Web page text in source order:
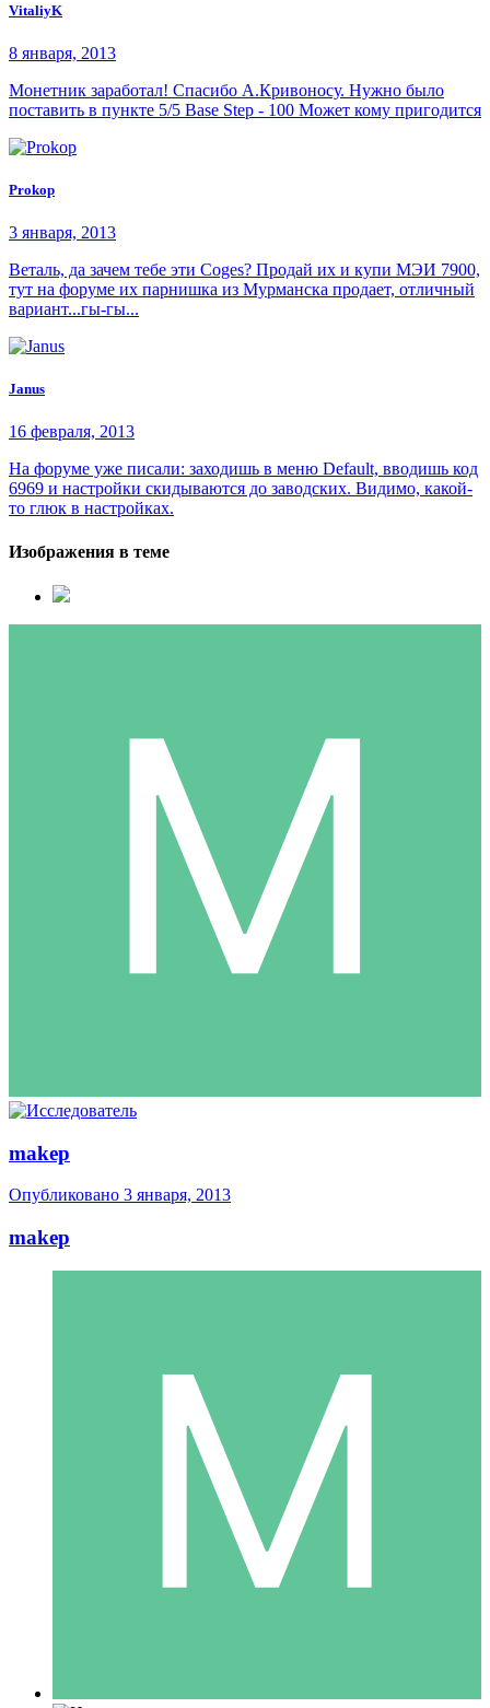
VitaliyK
8 января, 2013
Монетник заработал! Спасибо А.Кривоносу. Нужно было
поставить в пункте 5/5 Base Step - 100 Может кому пригодится
Prokop
3 января, 2013
Веталь, да зачем тебе эти Coges? Продай их и купи МЭИ 7900,
тут на форуме их парнишка из Мурманска продает, отличный
вариант...гы-гы...
Janus
16 февраля, 2013
На форуме уже писали: заходишь в меню Default, вводишь код
6969 и настройки скидываются до заводских. Видимо, какой-
то глюк в настройках.
Изображения в теме
makep
Опубликовано 3 января, 2013
makep